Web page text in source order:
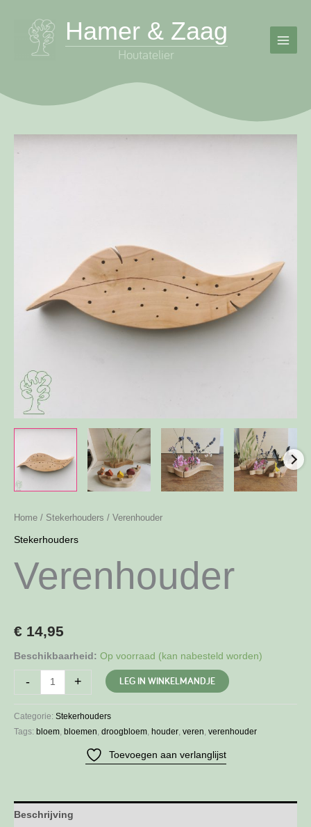
Hamer & Zaag
Home / Stekerhouders / Verenhouder
Stekerhouders
Verenhouder
€ 14,95
Beschikbaarheid: Op voorraad (kan nabesteld worden)
-
Verenhouder
+ LEG IN WINKELMANDJE
Categorie: Stekerhouders
Tags: bloem, bloemen, droogbloem, houder, veren, verenhouder
Toevoegen aan verlanglijst
Beschrijving